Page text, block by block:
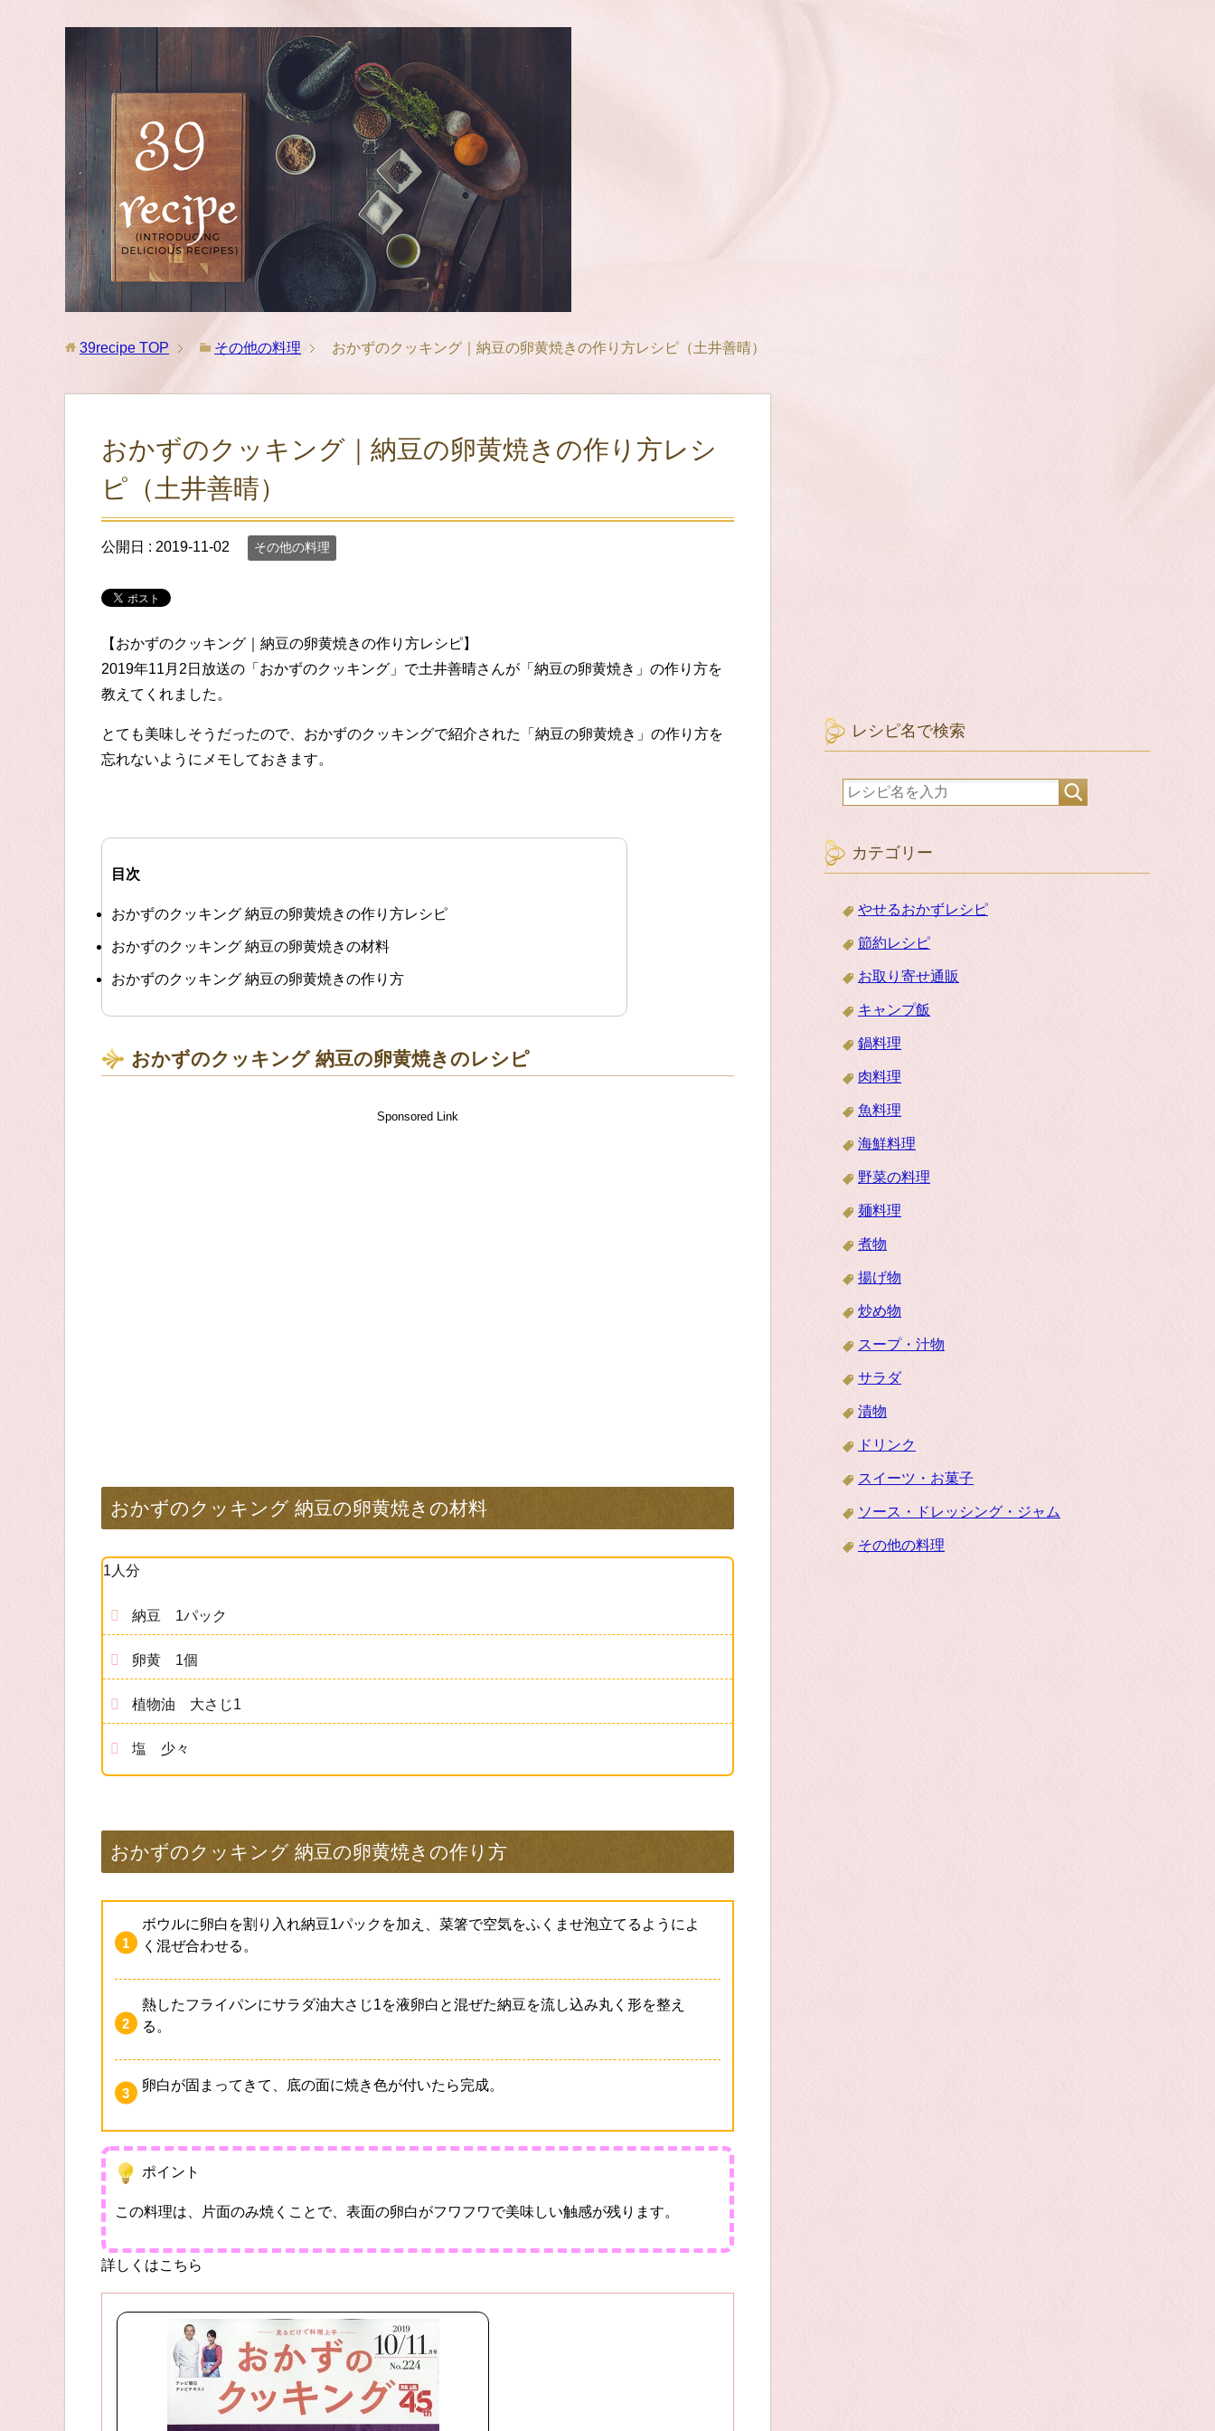
39recipe TOP その他の料理 おかずのクッキング｜納豆の卵黄焼きの作り方レシピ（土井善晴）
おかずのクッキング｜納豆の卵黄焼きの作り方レシ
ピ（土井善晴）
公開日 : 2019-11-02 その他の料理
【おかずのクッキング｜納豆の卵黄焼きの作り方レシピ】
2019年11月2日放送の「おかずのクッキング」で土井善晴さんが「納豆の卵黄焼き」の作り方を
教えてくれました。
とても美味しそうだったので、おかずのクッキングで紹介された「納豆の卵黄焼き」の作り方を
忘れないようにメモしておきます。
目次
おかずのクッキング 納豆の卵黄焼きの作り方レシピ
おかずのクッキング 納豆の卵黄焼きの材料
おかずのクッキング 納豆の卵黄焼きの作り方
おかずのクッキング 納豆の卵黄焼きのレシピ
Sponsored Link
おかずのクッキング 納豆の卵黄焼きの材料
1人分
納豆 1パック
卵黄 1個
植物油 大さじ1
塩 少々
おかずのクッキング 納豆の卵黄焼きの作り方
ボウルに卵白を割り入れ納豆1パックを加え、菜箸で空気をふくませ泡立てるようによ
く混ぜ合わせる。
熱したフライパンにサラダ油大さじ1を液卵白と混ぜた納豆を流し込み丸く形を整え
る。
卵白が固まってきて、底の面に焼き色が付いたら完成。
ポイント
この料理は、片面のみ焼くことで、表面の卵白がフワフワで美味しい触感が残ります。
詳しくはこちら
レシピ名で検索
カテゴリー
やせるおかずレシピ
節約レシピ
お取り寄せ通販
キャンプ飯
鍋料理
肉料理
魚料理
海鮮料理
野菜の料理
麺料理
煮物
揚げ物
炒め物
スープ・汁物
サラダ
漬物
ドリンク
スイーツ・お菓子
ソース・ドレッシング・ジャム
その他の料理